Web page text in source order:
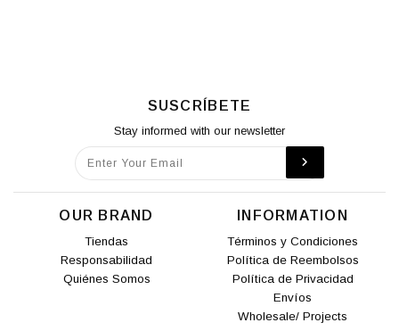
SUSCRÍBETE
Stay informed with our newsletter
OUR BRAND
Tiendas
Responsabilidad
Quiénes Somos
INFORMATION
Términos y Condiciones
Política de Reembolsos
Política de Privacidad
Envíos
Wholesale/ Projects